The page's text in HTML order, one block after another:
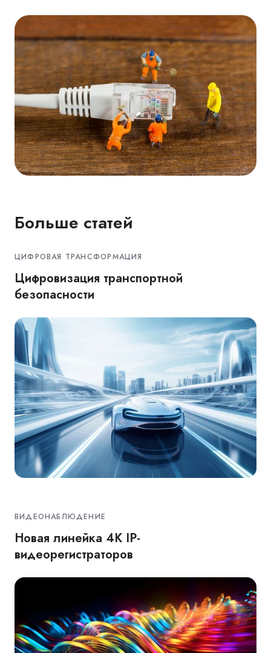
Больше статей
ЦИФРОВАЯ ТРАНСФОРМАЦИЯ
Цифровизация транспортной
безопасности
ВИДЕОНАБЛЮДЕНИЕ
Новая линейка 4К IP-
видеорегистраторов